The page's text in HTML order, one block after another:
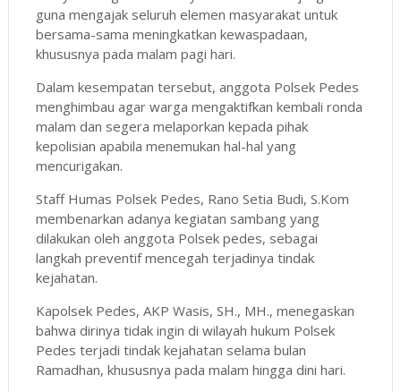
guna mengajak seluruh elemen masyarakat untuk
bersama-sama meningkatkan kewaspadaan,
khususnya pada malam pagi hari.
Dalam kesempatan tersebut, anggota Polsek Pedes
menghimbau agar warga mengaktifkan kembali ronda
malam dan segera melaporkan kepada pihak
kepolisian apabila menemukan hal-hal yang
mencurigakan.
Staff Humas Polsek Pedes, Rano Setia Budi, S.Kom
membenarkan adanya kegiatan sambang yang
dilakukan oleh anggota Polsek pedes, sebagai
langkah preventif mencegah terjadinya tindak
kejahatan.
Kapolsek Pedes, AKP Wasis, SH., MH., menegaskan
bahwa dirinya tidak ingin di wilayah hukum Polsek
Pedes terjadi tindak kejahatan selama bulan
Ramadhan, khususnya pada malam hingga dini hari.